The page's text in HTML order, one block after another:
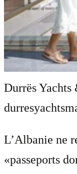
Durrës
L’Albanie ne
«passeports